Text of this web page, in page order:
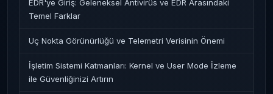
EDR'ye Giriş: Geleneksel Antivirüs ve EDR Arasındaki
Temel Farklar
Uç Nokta Görünürlüğü ve Telemetri Verisinin Önemi
İşletim Sistemi Katmanları: Kernel ve User Mode İzleme
ile Güvenliğinizi Artırın